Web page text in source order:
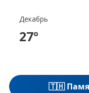
Декабрь
27°
🇹🇭